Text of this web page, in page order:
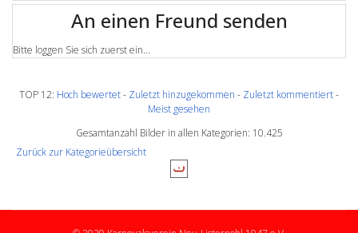
An einen Freund senden
Bitte loggen Sie sich zuerst ein...
TOP 12: Hoch bewertet- Zuletzt hinzugekommen - Zuletzt kommentiert-
Meist gesehen
Gesamtanzahl Bilder in allen Kategorien: 10.425
Zurück zur Kategorieübersicht